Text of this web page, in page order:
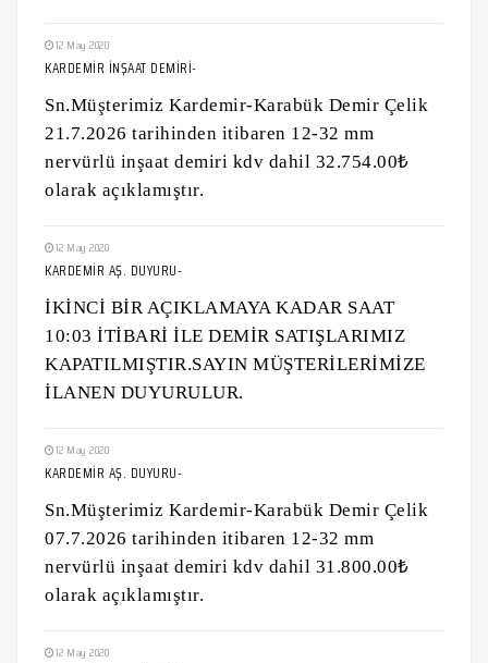
12 May 2020
KARDEMİR İNŞAAT DEMİRİ-
Sn.Müşterimiz Kardemir-Karabük Demir Çelik
21.7.2026 tarihinden itibaren 12-32 mm
nervürlü inşaat demiri kdv dahil 32.754.00₺
olarak açıklamıştır.
12 May 2020
KARDEMİR AŞ. DUYURU-
İKİNCİ BİR AÇIKLAMAYA KADAR SAAT
10:03 İTİBARİ İLE DEMİR SATIŞLARIMIZ
KAPATILMIŞTIR.SAYIN MÜŞTERİLERİMİZE
İLANEN DUYURULUR.
12 May 2020
KARDEMİR AŞ. DUYURU-
Sn.Müşterimiz Kardemir-Karabük Demir Çelik
07.7.2026 tarihinden itibaren 12-32 mm
nervürlü inşaat demiri kdv dahil 31.800.00₺
olarak açıklamıştır.
12 May 2020